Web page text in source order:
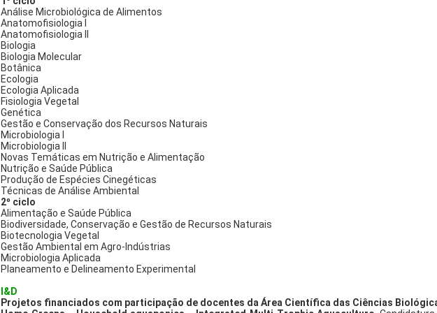
Análise Microbiológica de Alimentos
Anatomofisiologia I
Anatomofisiologia II
Biologia
Biologia Molecular
Botânica
Ecologia
Ecologia Aplicada
Fisiologia Vegetal
Genética
Gestão e Conservação dos Recursos Naturais
Microbiologia I
Microbiologia II
Novas Temáticas em Nutrição e Alimentação
Nutrição e Saúde Pública
Produção de Espécies Cinegéticas
Técnicas de Análise Ambiental
2º ciclo
Alimentação e Saúde Pública
Biodiversidade, Conservação e Gestão de Recursos Naturais
Biotecnologia Vegetal
Gestão Ambiental em Agro-Indústrias
Microbiologia Aplicada
Planeamento e Delineamento Experimental
I&D
Projetos financiados com participação de docentes da Área Científica das Ciências